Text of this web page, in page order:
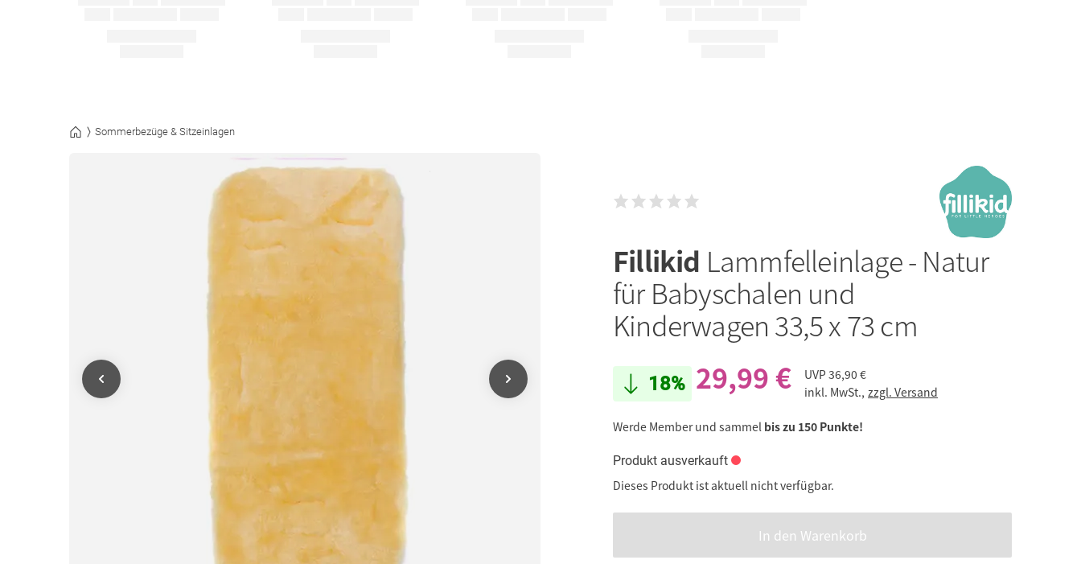
Sommerbezüge & Sitzeinlagen
Fillikid Lammfelleinlage - Natur
für Babyschalen und
Kinderwagen 33,5 x 73 cm
18% 29,99 € UVP36,90 €
inkl. MwSt., zzgl. Versand
Werde Member und sammel bis zu 150 Punkte!
Produkt ausverkauft
Dieses Produkt ist aktuell nicht verfügbar.
In den Warenkorb